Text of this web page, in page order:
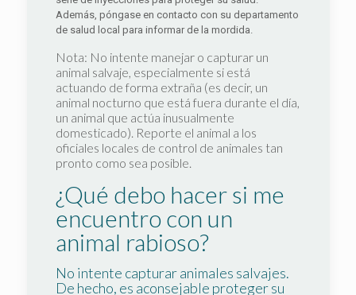
Además, póngase en contacto con su departamento
de salud local para informar de la mordida.
Nota: No intente manejar o capturar un
animal salvaje, especialmente si está
actuando de forma extraña (es decir, un
animal nocturno que está fuera durante el día,
un animal que actúa inusualmente
domesticado). Reporte el animal a los
oficiales locales de control de animales tan
pronto como sea posible.
¿Qué debo hacer si me
encuentro con un
animal rabioso?
No intente capturar animales salvajes.
De hecho, es aconsejable proteger su